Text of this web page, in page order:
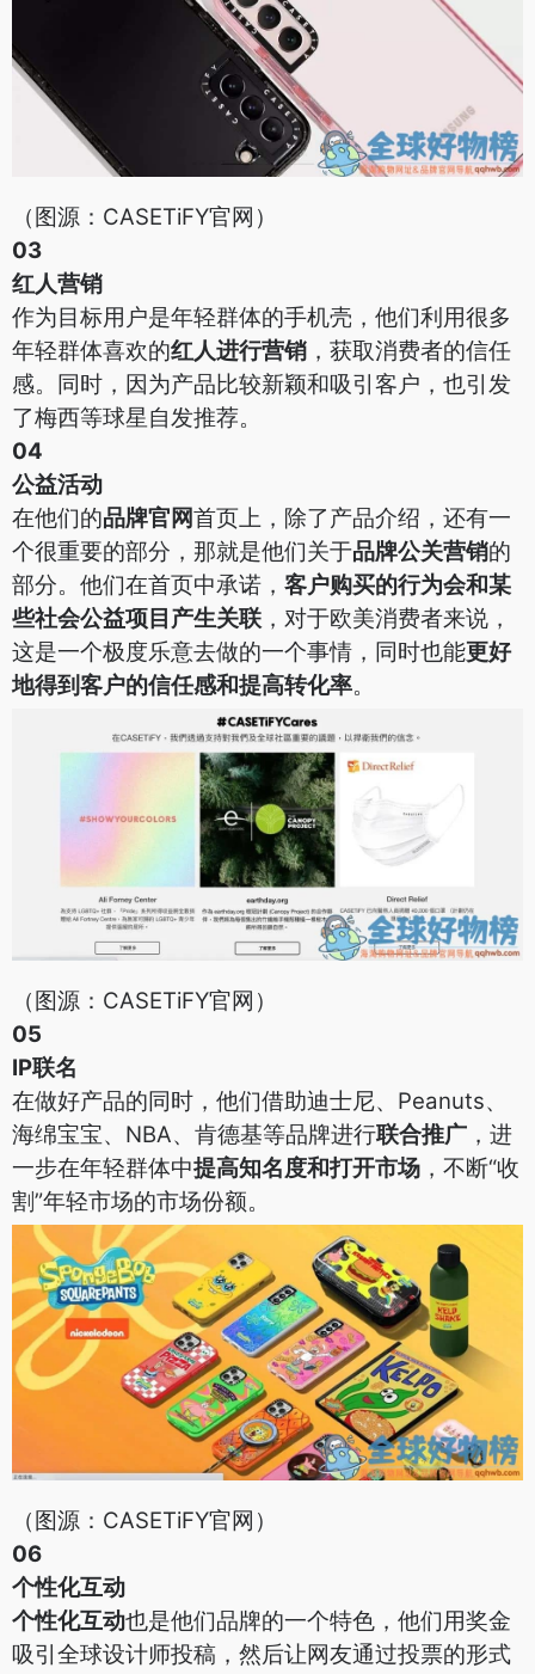
（图源：CASETiFY官网）
03
红人营销
作为目标用户是年轻群体的手机壳，他们利用很多
年轻群体喜欢的红人进行营销 ，获取消费者的信任
感。同时，因为产品比较新颖和吸引客户，也引发
了梅西等球星自发推荐。
04
公益活动
在他们的品牌官网首页上，除了产品介绍，还有一
个很重要的部分，那就是他们关于品牌公关营销的
部分。他们在首页中承诺， 客户购买的行为会和某
些社会公益项目产生关联 ，对于欧美消费者来说，
这是一个极度乐意去做的一个事情，同时也能更好
地得到客户的信任感和提高转化率。
（图源：CASETiFY官网）
05
IP联名
在做好产品的同时，他们借助迪士尼、Peanuts、
海绵宝宝、NBA、肯德基等品牌进行联合推广 ，进
一步在年轻群体中提高知名度和打开市场 ，不断“收
割”年轻市场的市场份额。
（图源：CASETiFY官网）
06
个性化互动
个性化互动也是他们品牌的一个特色，他们用奖金
吸引全球设计师投稿，然后让网友通过投票的形式